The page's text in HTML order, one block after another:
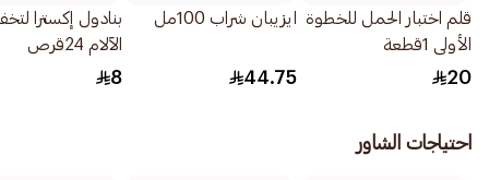
قلم اختبار الحمل للخطوة
الأولى 1قطعة
20
ايزيبان شراب 100مل
44.75
بنادول إكسترا
الآلام 24قرص
8
احتياجات الشاور